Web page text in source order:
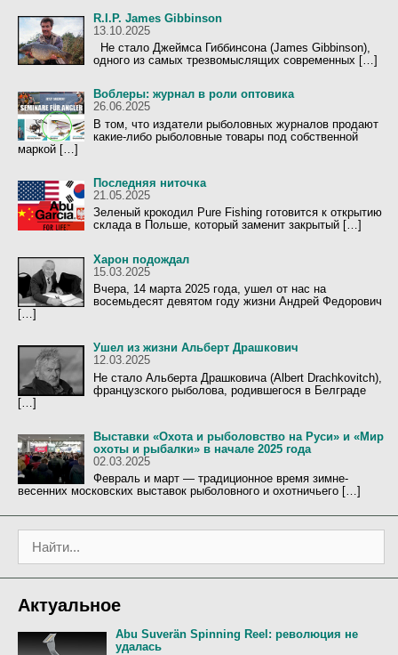
R.I.P. James Gibbinson
13.10.2025
Не стало Джеймса Гиббинсона (James Gibbinson),
одного из самых трезвомыслящих современных […]
Воблеры: журнал в роли оптовика
26.06.2025
В том, что издатели рыболовных журналов продают
какие-либо рыболовные товары под собственной
маркой […]
Последняя ниточка
21.05.2025
Зеленый крокодил Pure Fishing готовится к открытию
склада в Польше, который заменит закрытый […]
Харон подождал
15.03.2025
Вчера, 14 марта 2025 года, ушел от нас на
восемьдесят девятом году жизни Андрей Федорович
[…]
Ушел из жизни Альберт Драшкович
12.03.2025
Не стало Альберта Драшковича (Albert Drachkovitch),
французского рыболова, родившегося в Белграде
[…]
Выставки «Охота и рыболовство на Руси» и «Мир
охоты и рыбалки» в начале 2025 года
02.03.2025
Февраль и март — традиционное время зимне-
весенних московских выставок рыболовного и охотничьего […]
к
Актуальное
Abu Suverän Spinning Reel: революция не
удалась